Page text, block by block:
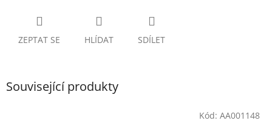
ZEPTAT SE HLÍDAT SDÍLET
Související produkty
Kód: AA001148